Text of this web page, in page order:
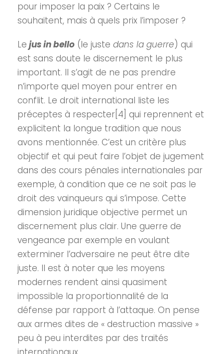
pour imposer la paix ? Certains le
souhaitent, mais à quels prix l’imposer ?
Le jus in bello (le juste dans la guerre) qui
est sans doute le discernement le plus
important. Il s’agit de ne pas prendre
n’importe quel moyen pour entrer en
conflit. Le droit international liste les
préceptes à respecter[4] qui reprennent et
explicitent la longue tradition que nous
avons mentionnée. C’est un critère plus
objectif et qui peut faire l’objet de jugement
dans des cours pénales internationales par
exemple, à condition que ce ne soit pas le
droit des vainqueurs qui s’impose. Cette
dimension juridique objective permet un
discernement plus clair. Une guerre de
vengeance par exemple en voulant
exterminer l’adversaire ne peut être dite
juste. Il est à noter que les moyens
modernes rendent ainsi quasiment
impossible la proportionnalité de la
défense par rapport à l’attaque. On pense
aux armes dites de « destruction massive »
peu à peu interdites par des traités